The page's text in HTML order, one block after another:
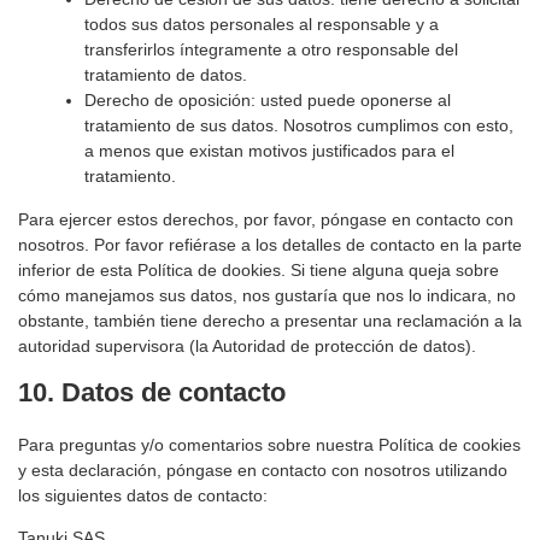
todos sus datos personales al responsable y a
transferirlos íntegramente a otro responsable del
tratamiento de datos.
Derecho de oposición: usted puede oponerse al
tratamiento de sus datos. Nosotros cumplimos con esto,
a menos que existan motivos justificados para el
tratamiento.
Para ejercer estos derechos, por favor, póngase en contacto con
nosotros. Por favor refiérase a los detalles de contacto en la parte
inferior de esta Política de dookies. Si tiene alguna queja sobre
cómo manejamos sus datos, nos gustaría que nos lo indicara, no
obstante, también tiene derecho a presentar una reclamación a la
autoridad supervisora (la Autoridad de protección de datos).
10. Datos de contacto
Para preguntas y/o comentarios sobre nuestra Política de cookies
y esta declaración, póngase en contacto con nosotros utilizando
los siguientes datos de contacto: